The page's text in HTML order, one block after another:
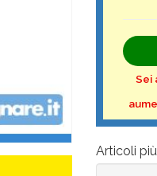
Sei
Articoli